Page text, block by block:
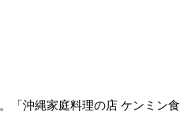
「沖縄家庭料理の店 ケンミン食